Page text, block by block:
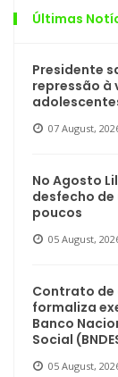
Últimas
Presidente
repressão à
07 August,
No Agosto
desfecho
poucos
05 August,
Contrato de
formaliza
Banco
Social
05 August,